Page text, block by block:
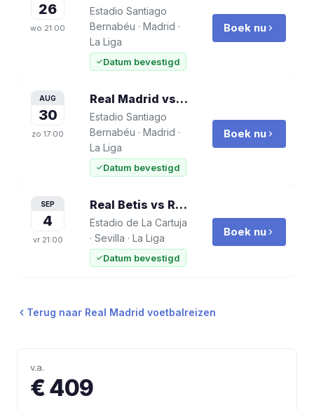
26
wo 21:00
Estadio Santiago
Bernabéu · Madrid ·
La Liga
Datum bevestigd
Boek nu
AUG
30
zo 17:00
Real Madrid vs Malaga
Estadio Santiago
Bernabéu · Madrid ·
La Liga
Datum bevestigd
Boek nu
SEP
4
vr 21:00
Real Betis vs Real Madrid
Estadio de La Cartuja
· Sevilla · La Liga
Datum bevestigd
Boek nu
Terug naar Real Madrid voetbalreizen
v.a.
€ 409